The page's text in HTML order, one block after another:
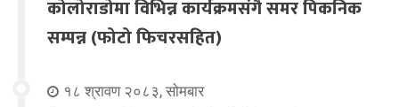
कोलोराडोमा विभिन्न कार्यक्रमसंगै समर पिकनिक
सम्पन्न (फोटो फिचरसहित)
१८ श्रावण २०८३, सोमबार